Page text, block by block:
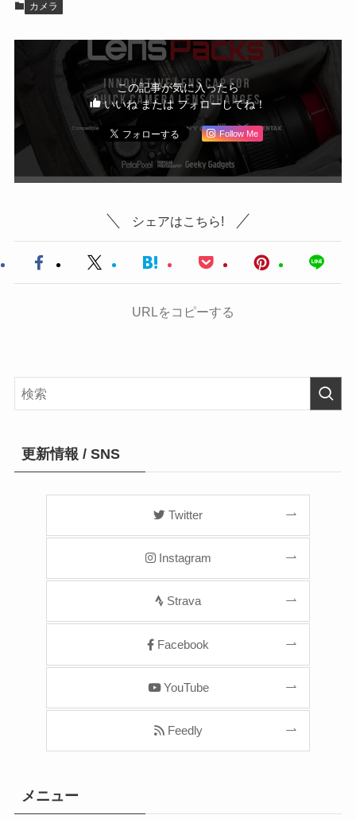
カメラ
この記事が気に入ったら
いいね または フォローしてね！
Follow Me
シェアはこちら!
URLをコピーする
更新情報 / SNS
Twitter
Instagram
Strava
Facebook
YouTube
Feedly
メニュー